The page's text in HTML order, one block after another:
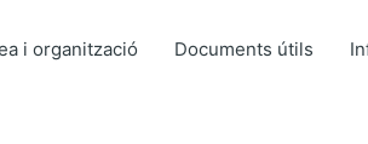
i organització Documents útils